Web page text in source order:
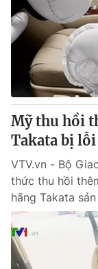
Mỹ thu hồi
Takata bị lỗi
VTV.vn - Bộ
thức thu hồi
hãng Takata